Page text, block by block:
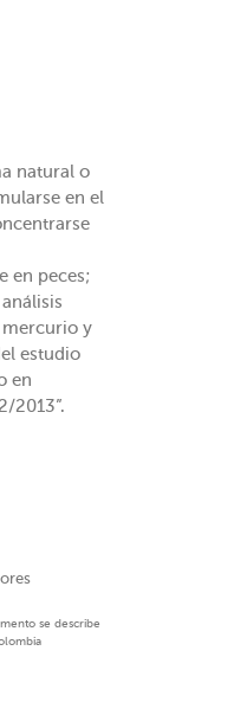
natural o
en el
en peces;
mercurio y
estudio
en
2013”.
se describe